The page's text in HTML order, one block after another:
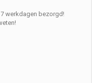
werkdagen bezorgd!